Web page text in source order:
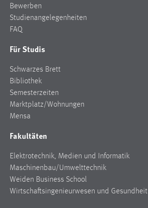
Bewerben
Studienangelegenheiten
FAQ
Für Studis
Schwarzes Brett
Bibliothek
Semesterzeiten
Marktplatz/Wohnungen
Mensa
Fakultäten
Elektrotechnik, Medien und Informatik
Maschinenbau/Umwelttechnik
Weiden Business School
Wirtschaftsingenieurwesen und Gesundheit